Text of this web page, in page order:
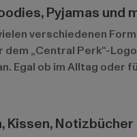
Pyjamas und
verschiedenen
dem „Central Perk“-
Egal ob im Alltag
Kissen,